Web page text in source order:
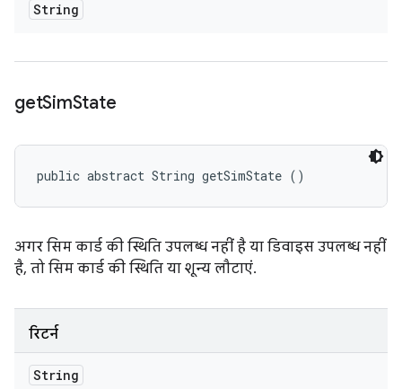
String
getSimState
public abstract String getSimState ()
अगर सिम कार्ड की स्थिति उपलब्ध नहीं है या डिवाइस उपलब्ध नहीं
है, तो सिम कार्ड की स्थिति या शून्य लौटाएं.
रिटर्न
String